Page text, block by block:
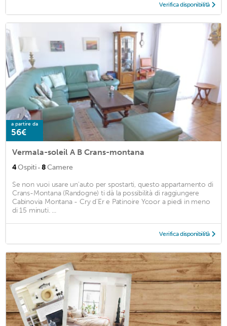
Verifica disponibilità
a partire da
56€
Vermala-soleil A B Crans-montana
4Ospiti · 8Camere
Se non vuoi usare un'auto per spostarti, questo appartamento di
Crans-Montana (Randogne) ti dà la possibilità di raggiungere
Cabinovia Montana - Cry d'Er e Patinoire Ycoor a piedi in meno
di 15 minuti. ...
Verifica disponibilità